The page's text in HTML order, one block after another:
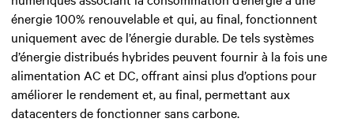
énergie 100% renouvelable et qui, au final, fonctionnent
uniquement avec de l’énergie durable. De tels systèmes
d’énergie distribués hybrides peuvent fournir à la fois une
alimentation AC et DC, offrant ainsi plus d’options pour
améliorer le rendement et, au final, permettant aux
datacenters de fonctionner sans carbone.